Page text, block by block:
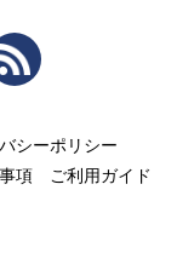
シーポリシー
項
ご利用ガイド